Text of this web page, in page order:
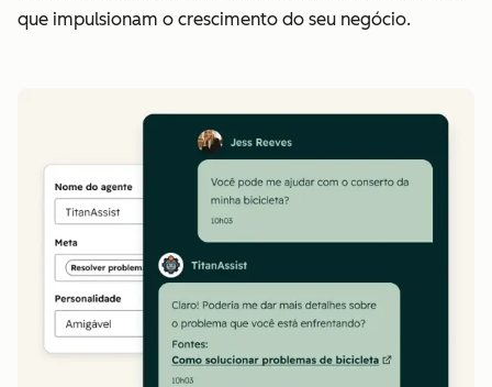
que impulsionam o crescimento do seu negócio.